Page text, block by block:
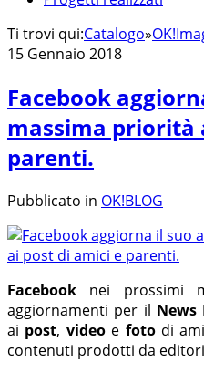
Ti trovi qui:Catalogo»
15 Gennaio 2018
Facebook
massima priorità
parenti.
Pubblicato in OK!BLOG
Facebook nei prossimi
aggiornamenti per il News
ai post, videoe fotodi
contenuti prodotti da